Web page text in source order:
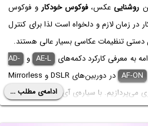
روشناییعکس،فوکوس خودکار و فوکوس
در زمان لازم و دلخواه است لذا برای کنترل
دستی تنظیمات عکاسی بسیار عالی هستند.
به معرفی کارکرد دکمه‌های AE-L و AD-
AF-ON
در دوربین‌های DSLR و Mirrorless
می‌پردازیم. با سیاره‌ی آی‌تی همراه شوید.
ادامه‌ی مطلب ...